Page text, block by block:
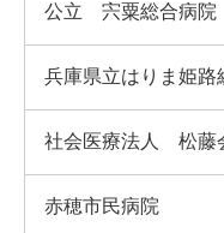
公立 宍粟総合病院
兵庫県立はりま姫路
社会医療法人 松
赤穂市民病院